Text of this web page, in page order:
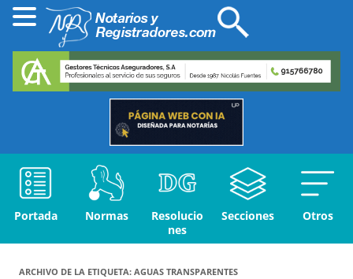
Portada Normas
Resolucio
nes
Secciones Otros
ARCHIVO DE LA ETIQUETA: AGUAS TRANSPARENTES